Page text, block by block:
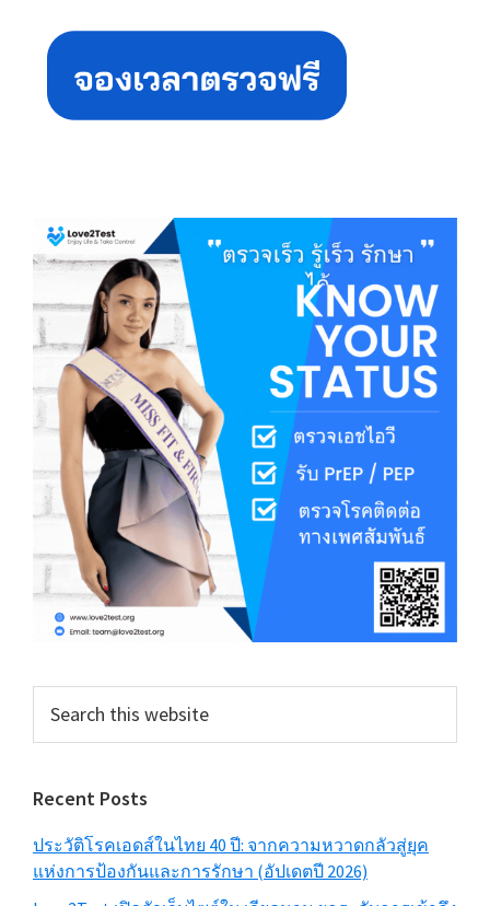
Sidebar
this
Recent Posts
ประวัติโรคเอดส์ในไทย 40 ปี: จากความหวาดกลัวสู่ยุค
แห่งการป้องกันและการรักษา (อัปเดตปี 2026)